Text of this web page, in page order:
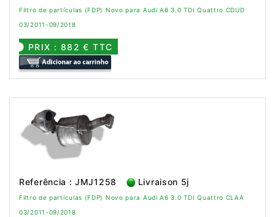
Filtro de partículas (FDP) Novo para Audi A6 3.0 TDI Quattro CDUD
03/2011-09/2018
PRIX : 882 € TTC
Referência : JMJ1258 Livraison 5j
Filtro de partículas (FDP) Novo para Audi A6 3.0 TDI Quattro CLAA
03/2011-09/2018